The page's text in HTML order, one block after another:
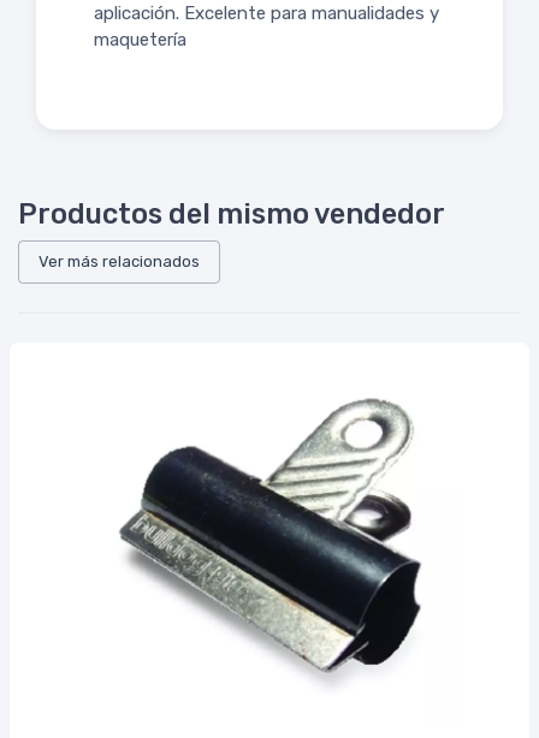
aplicación. Excelente para manualidades y
maquetería
Productos del mismo vendedor
Ver más relacionados